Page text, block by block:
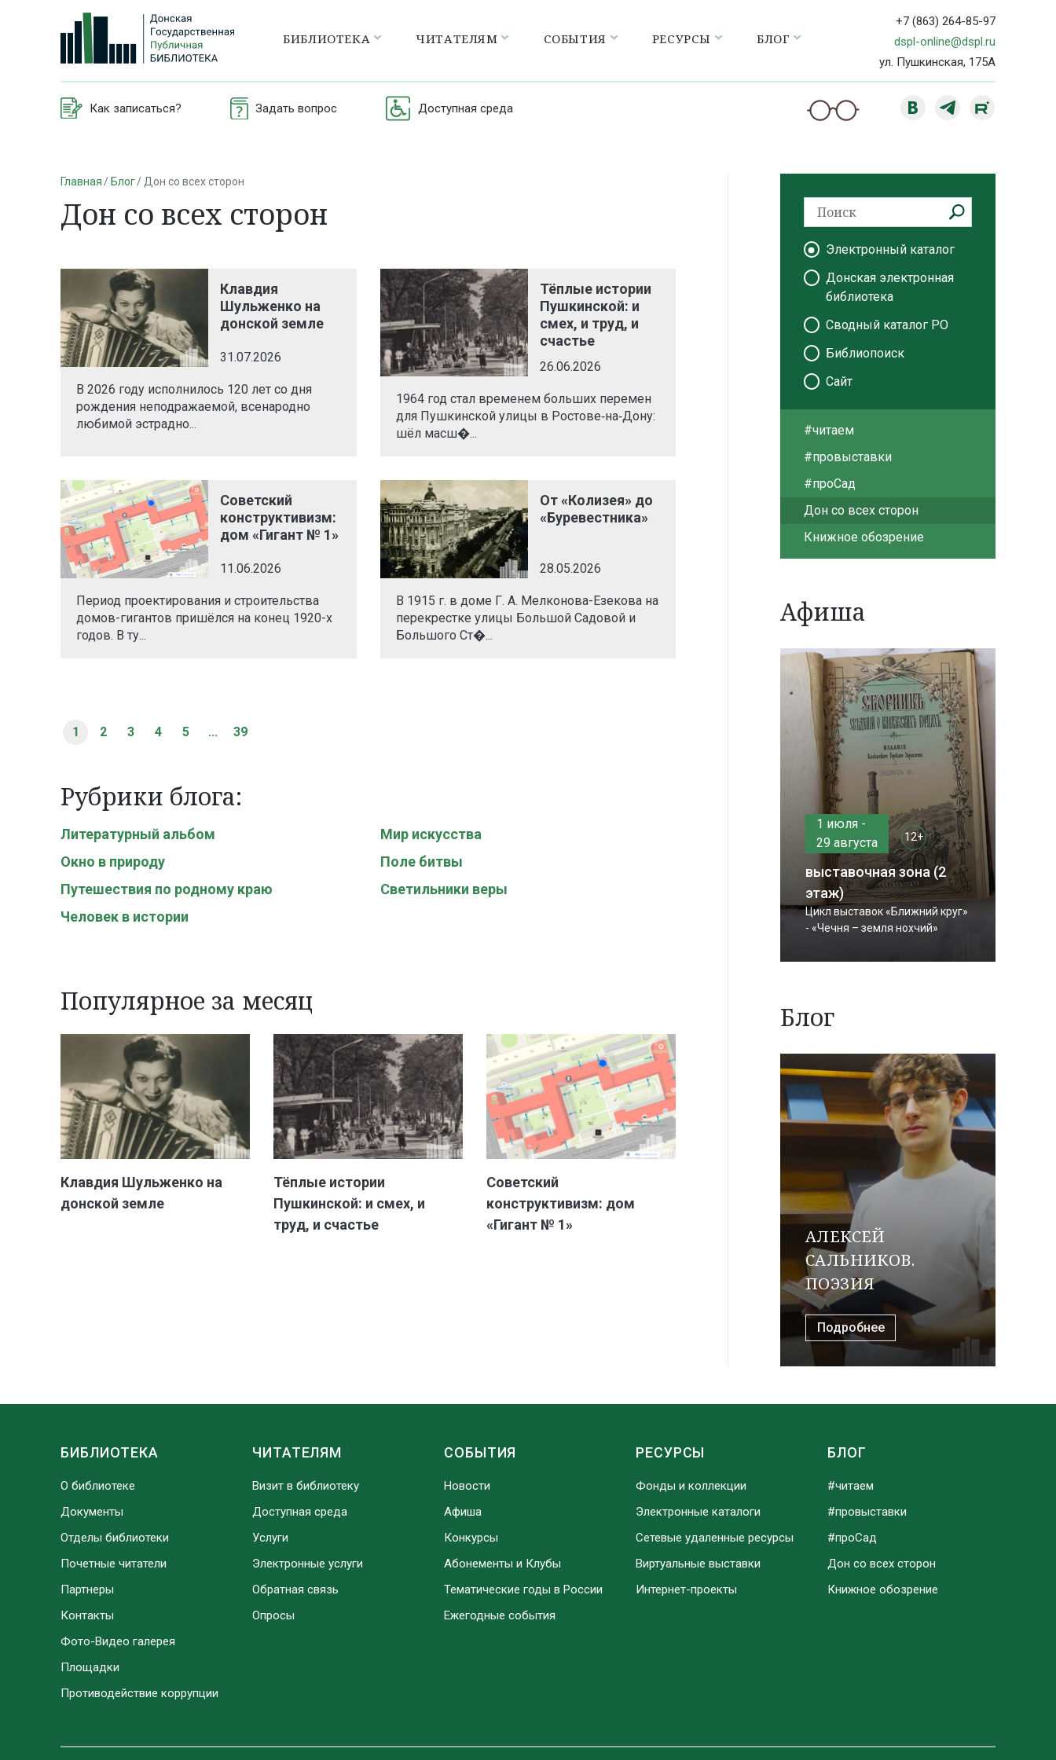
БИБЛИОТЕКА ЧИТАТЕЛЯМ СОБЫТИЯ РЕСУРСЫ БЛОГ
+7 (863) 264-85-97
dspl-online@dspl.ru
ул. Пушкинская, 175А
Как записаться? Задать вопрос Доступная среда
Главная Блог Дон со всех сторон
Дон со всех сторон
Клавдия
Шульженко на
донской земле
31.07.2026
В 2026 году исполнилось 120 лет со дня
рождения неподражаемой, всенародно
любимой эстрадно...
Тёплые истории
Пушкинской: и
смех, и труд, и
счастье
26.06.2026
1964 год стал временем больших перемен
для Пушкинской улицы в Ростове‑на‑Дону:
шёл масш�...
Советский
конструктивизм:
дом «Гигант № 1»
11.06.2026
Период проектирования и строительства
домов-гигантов пришёлся на конец 1920-х
годов. В ту...
От «Колизея» до
«Буревестника»
28.05.2026
В 1915 г. в доме Г. А. Мелконова-Езекова на
перекрестке улицы Большой Садовой и
Большого Ст�...
1 2 3 4 5 ... 39
Рубрики блога:
Литературный альбом
Мир искусства
Окно в природу
Поле битвы
Путешествия по родному краю
Светильники веры
Человек в истории
Популярное за месяц
Клавдия Шульженко на
донской земле
Тёплые истории
Пушкинской: и смех, и
труд, и счастье
Советский
конструктивизм: дом
«Гигант № 1»
Электронный каталог
Донская электронная
библиотека
Сводный каталог РО
Библиопоиск
Сайт
#читаем
#провыставки
#проСад
Дон со всех сторон
Книжное обозрение
Афиша
1 июля -
29 августа
12+
выставочная зона (2
этаж)
Цикл выставок «Ближний круг»
- «Чечня – земля нохчий»
Блог
АЛЕКСЕЙ
САЛЬНИКОВ.
ПОЭЗИЯ
Подробнее
БИБЛИОТЕКА
О библиотеке
Документы
Отделы библиотеки
Почетные читатели
Партнеры
Контакты
Фото-Видео галерея
Площадки
Противодействие коррупции
ЧИТАТЕЛЯМ
Визит в библиотеку
Доступная среда
Услуги
Электронные услуги
Обратная связь
Опросы
СОБЫТИЯ
Новости
Афиша
Конкурсы
Абонементы и Клубы
Тематические годы в России
Ежегодные события
РЕСУРСЫ
Фонды и коллекции
Электронные каталоги
Сетевые удаленные ресурсы
Виртуальные выставки
Интернет-проекты
БЛОГ
#читаем
#провыставки
#проСад
Дон со всех сторон
Книжное обозрение